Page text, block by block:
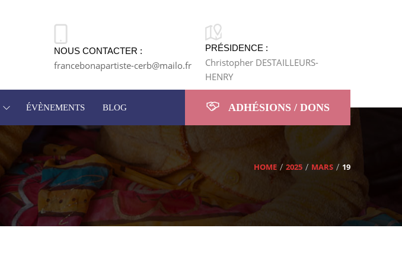
NOUS CONTACTER :
francebonapartiste-cerb@mailo.fr
PRÉSIDENCE :
Christopher DESTAILLEURS-
HENRY
ÉVÈNEMENTS BLOG ADHÉSIONS / DONS
HOME 2025 MARS 19